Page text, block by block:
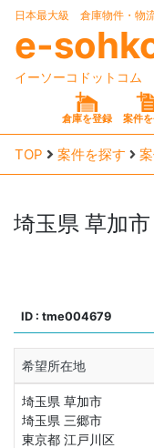
日本最大級 倉庫物件・物
e-
イーソーコドットコム
倉庫を登録 案件
TOP 案件を探す
埼玉県 草加市
ID : tme004679
希望所在地
埼玉県 草加市
埼玉県 三郷市
東京都 江戸川区